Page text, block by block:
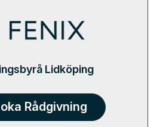
Lidköping
Rådgivning